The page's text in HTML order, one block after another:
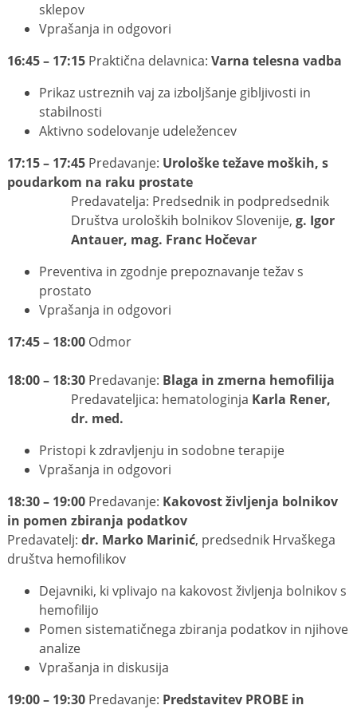
sklepov
Vprašanja in odgovori
16:45 – 17:15Praktična delavnica: Varna telesna vadba
Prikaz ustreznih vaj za izboljšanje gibljivosti in
stabilnosti
Aktivno sodelovanje udeležencev
17:15 – 17:45Predavanje: Urološke težave moških, s
poudarkom na raku prostate
Predavatelja: Predsednik in podpredsednik
Društva uroloških bolnikov Slovenije, g. Igor
Antauer, mag. Franc Hočevar
Preventiva in zgodnje prepoznavanje težav s
prostato
Vprašanja in odgovori
17:45 – 18:00Odmor
18:00 – 18:30Predavanje: Blaga in zmerna hemofilija
Predavateljica: hematologinja Karla Rener,
dr. med.
Pristopi k zdravljenju in sodobne terapije
Vprašanja in odgovori
18:30 – 19:00 Predavanje: Kakovost življenja bolnikov
in pomen zbiranja podatkov
Predavatelj: dr. Marko Marinić, predsednik Hrvaškega
društva hemofilikov
Dejavniki, ki vplivajo na kakovost življenja bolnikov s
hemofilijo
Pomen sistematičnega zbiranja podatkov in njihove
analize
Vprašanja in diskusija
19:00 – 19:30 Predavanje: Predstavitev PROBE in